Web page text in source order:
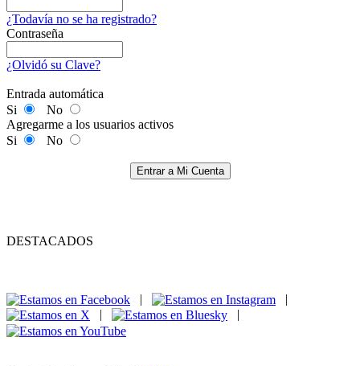
¿Todavía no se ha registrado?
Contraseña
¿Olvidó su Clave?
Entrada automática
Si
No
Agregarme a los usuarios activos
Si
No
Entrar a Mi Cuenta
DESTACADOS
|
|
|
|